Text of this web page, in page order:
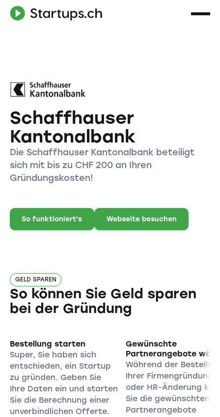
Schaffhauser
Kantonalbank
Die Schaffhauser Kantonalbank beteiligt
sich mit bis zu CHF 200 an Ihren
Gründungskosten!
So funktioniert's Webseite besuchen
GELD SPAREN
So können Sie Geld sparen
bei der Gründung
Bestellung starten
Super, Sie haben sich
entschieden, ein Startup
zu gründen. Geben Sie
Ihre Daten ein und starten
Sie die Berechnung einer
unverbindlichen Offerte.
Gewünschte
Partnerangebote
Während der
Ihrer Firmengründung
oder HR-Änderung
Sie die gewünschten
Partnerangebote